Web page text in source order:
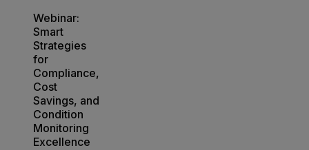
Webinar:
Smart
Strategies
for
Compliance,
Cost
Savings, and
Condition
Monitoring
Excellence